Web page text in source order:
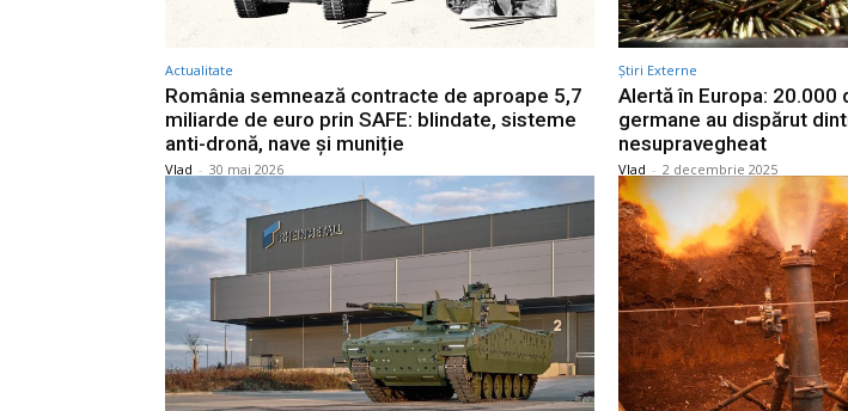
Actualitate
România semnează contracte de aproape 5,7
miliarde de euro prin SAFE: blindate, sisteme
anti-dronă, nave și muniție
Vlad - 30 mai 2026
Știri Externe
Alertă în Europa: 20.000
germane au dispărut
nesupravegheat
Vlad - 2 decembrie 2025